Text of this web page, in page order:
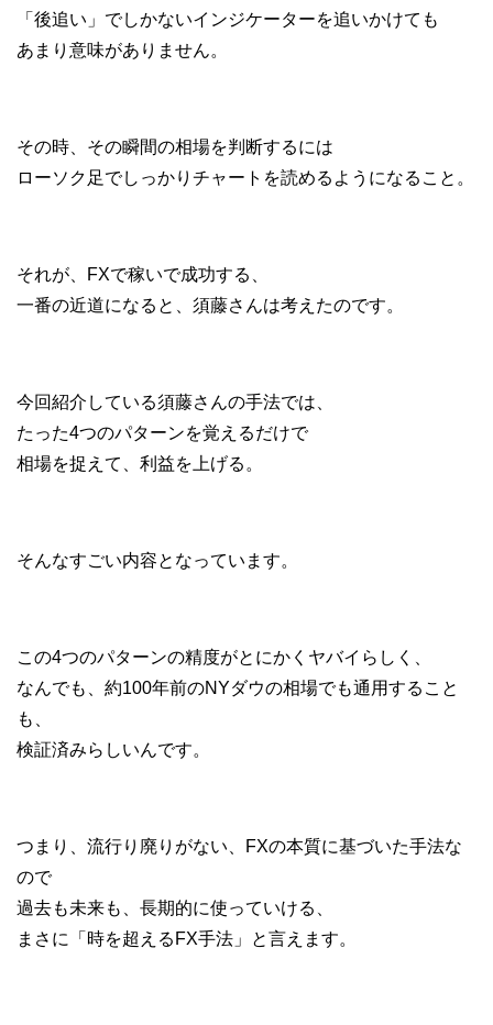
「後追い」でしかないインジケーターを追いかけても
あまり意味がありません。
その時、その瞬間の相場を判断するには
ローソク足でしっかりチャートを読めるようになること。
それが、FXで稼いで成功する、
一番の近道になると、須藤さんは考えたのです。
今回紹介している須藤さんの手法では、
たった4つのパターンを覚えるだけで
相場を捉えて、利益を上げる。
そんなすごい内容となっています。
この4つのパターンの精度がとにかくヤバイらしく、
なんでも、約100年前のNYダウの相場でも通用すること
も、
検証済みらしいんです。
つまり、流行り廃りがない、FXの本質に基づいた手法な
ので
過去も未来も、長期的に使っていける、
まさに「時を超えるFX手法」と言えます。